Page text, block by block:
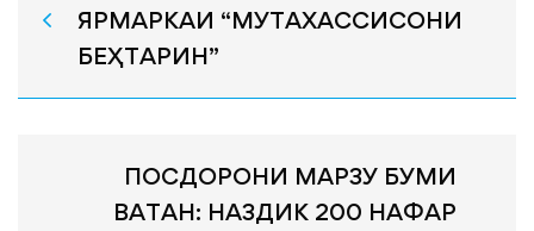
ЯРМАРКАИ “МУТАХАССИСОНИ
БЕҲТАРИН”
ПОСДОРОНИ МАРЗУ БУМИ
ВАТАН: НАЗДИК 200 НАФАР